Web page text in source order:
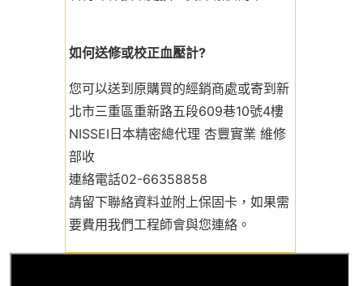
如何送修或校正血壓計?
您可以送到原購買的經銷商處或寄到新
北市三重區重新路五段609巷10號4樓
NISSEI日本精密總代理 杏豐實業 維修
部收
連絡電話02-66358858
請留下聯絡資料並附上保固卡，如果需
要費用我們工程師會與您連絡。